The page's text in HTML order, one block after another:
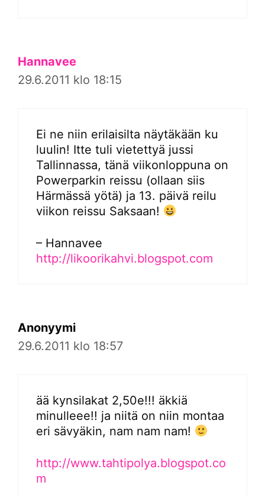
Hannavee
29.6.2011 klo 18:15
Ei ne niin erilaisilta näytäkään ku
luulin! Itte tuli vietettyä jussi
Tallinnassa, tänä viikonloppuna on
Powerparkin reissu (ollaan siis
Härmässä yötä) ja 13. päivä reilu
viikon reissu Saksaan!
– Hannavee
http://likoorikahvi.blogspot.com
Anonyymi
29.6.2011 klo 18:57
ää kynsilakat 2,50e!!! äkkiä
minulleee!! ja niitä on niin montaa
eri sävyäkin, nam nam nam!
http://www.tahtipolya.blogspot.co
m